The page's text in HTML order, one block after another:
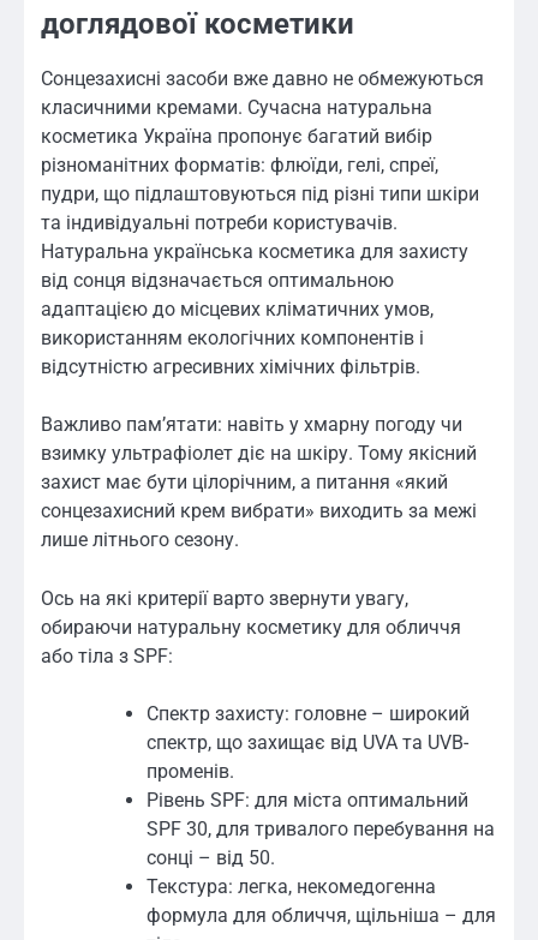
доглядової косметики
Сонцезахисні засоби вже давно не обмежуються
класичними кремами. Сучасна натуральна
косметика Україна пропонує багатий вибір
різноманітних форматів: флюїди, гелі, спреї,
пудри, що підлаштовуються під різні типи шкіри
та індивідуальні потреби користувачів.
Натуральна українська косметика для захисту
від сонця відзначається оптимальною
адаптацією до місцевих кліматичних умов,
використанням екологічних компонентів і
відсутністю агресивних хімічних фільтрів.
Важливо пам’ятати: навіть у хмарну погоду чи
взимку ультрафіолет діє на шкіру. Тому якісний
захист має бути цілорічним, а питання «який
сонцезахисний крем вибрати» виходить за межі
лише літнього сезону.
Ось на які критерії варто звернути увагу,
обираючи натуральну косметику для обличчя
або тіла з SPF:
Спектр захисту: головне – широкий
спектр, що захищає від UVA та UVB-
променів.
Рівень SPF: для міста оптимальний
SPF 30, для тривалого перебування на
сонці – від 50.
Текстура: легка, некомедогенна
формула для обличчя, щільніша – для